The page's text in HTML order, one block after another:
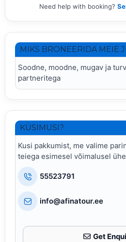
Need help with booking?
MIKS BRONEERIDA MEIE
Soodne, moodne, mugav ja
partneritega
KÜSIMUSI?
Kusi pakkumist, me valime
teiega esimesel võimalusel
55523791
info@afinatour.ee
Get